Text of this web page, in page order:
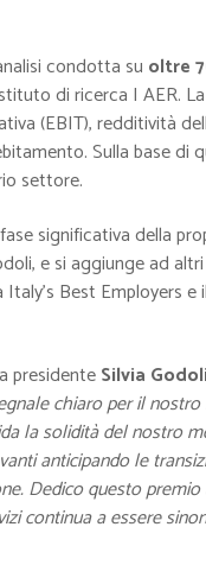
condotta su oltre
di ricerca I AER.
(EBIT), redditività
Sulla base di
settore.
significativa della
e si aggiunge ad
Best Employers
presidenteSilvia Godoli
chiaro per il
la solidità del nostro
anticipando le
Dedico questo
continua a essere